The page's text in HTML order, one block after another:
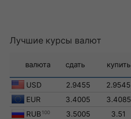
Лучшие курсы валют
валюта сдать купить
USD 2.9455 2.9545
EUR
3.4005 3.4085
RUB 100 3.5005 3.51